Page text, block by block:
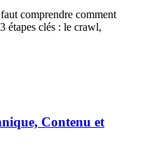
comprendre comment
étapes clés : le crawl,
Contenu et